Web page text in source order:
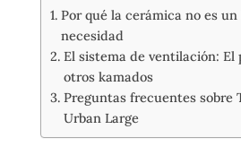
Por qué la cerámica no es
necesidad
El sistema de ventilación: El
otros kamados
Preguntas frecuentes sobre
Urban Large